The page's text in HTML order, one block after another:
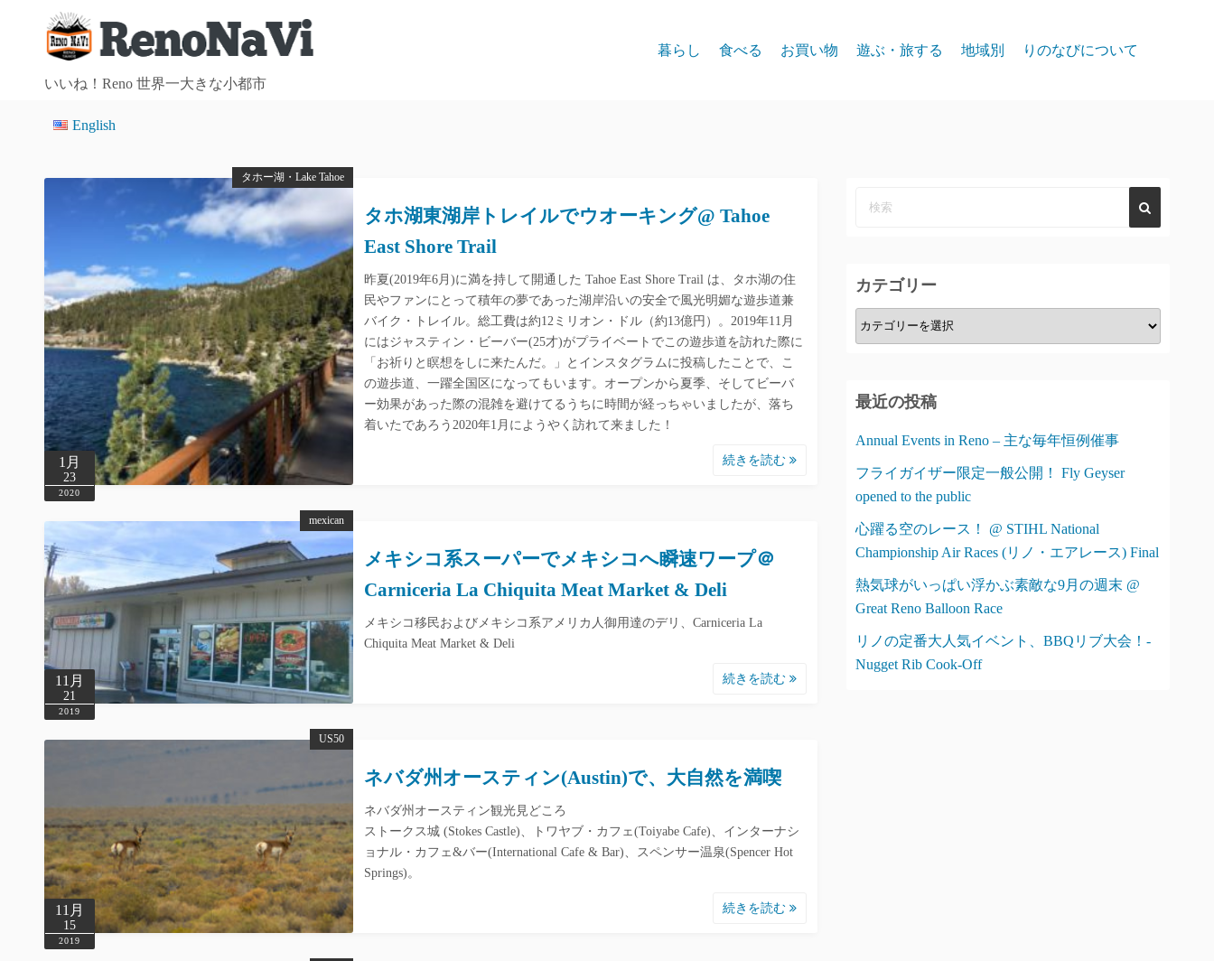
いいね！Reno 世界一大きな小都市
暮らし 食べる お買い物 遊ぶ・旅する 地域別 りのなびについて
English
タホー湖・Lake Tahoe
1月
23
2020
タホ湖東湖岸トレイルでウオーキング@ Tahoe
East Shore Trail
昨夏(2019年6月)に満を持して開通した Tahoe East Shore Trail は、タホ湖の住
民やファンにとって積年の夢であった湖岸沿いの安全で風光明媚な遊歩道兼
バイク・トレイル。総工費は約12ミリオン・ドル（約13億円）。2019年11月
にはジャスティン・ビーバー(25才)がプライベートでこの遊歩道を訪れた際に
「お祈りと瞑想をしに来たんだ。」とインスタグラムに投稿したことで、こ
の遊歩道、一躍全国区になってもいます。オープンから夏季、そしてビーバ
ー効果があった際の混雑を避けてるうちに時間が経っちゃいましたが、落ち
着いたであろう2020年1月にようやく訪れて来ました！
続きを読む
mexican
11月
21
2019
メキシコ系スーパーでメキシコへ瞬速ワープ＠
Carniceria La Chiquita Meat Market & Deli
メキシコ移民およびメキシコ系アメリカ人御用達のデリ、Carniceria La
Chiquita Meat Market & Deli
続きを読む
US50
11月
15
2019
ネバダ州オースティン(Austin)で、大自然を満喫
ネバダ州オースティン観光見どころ
ストークス城 (Stokes Castle)、トワヤブ・カフェ(Toiyabe Cafe)、インターナシ
ョナル・カフェ&バー(International Cafe & Bar)、スペンサー温泉(Spencer Hot
Springs)。
続きを読む
カテゴリー
カ
テ
ー
最近の投稿
Annual Events in Reno – 主な毎年恒例催事
フライガイザー限定一般公開！ Fly Geyser
opened to the public
心躍る空のレース！ @ STIHL National
Championship Air Races (リノ・エアレース) Final
熱気球がいっぱい浮かぶ素敵な9月の週末 @
Great Reno Balloon Race
リノの定番大人気イベント、BBQリブ大会！-
Nugget Rib Cook-Off